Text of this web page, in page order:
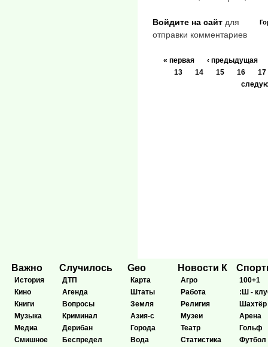
Войдите на сайт для
отправки комментариев
« первая
‹ предыдущая
13
14 15 16
17
Важно
История
Кино
Книги
Музыка
Медиа
Смишное
Случилось
ДТП
Агенда
Вопросы
Криминал
Дерибан
Беспредел
Geo
Карта
Штаты
Земля
Азия-с
Города
Вода
Новости К
Агро
Работа
Религия
Музеи
Театр
Статистика
100+1
:Ш -
Шахтёр
Арена
Гольф
Футбол